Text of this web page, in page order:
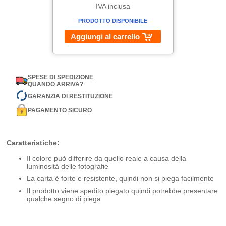
IVA inclusa
PRODOTTO DISPONIBILE
Aggiungi al carrello
SPESE DI SPEDIZIONE
QUANDO ARRIVA?
GARANZIA DI RESTITUZIONE
PAGAMENTO SICURO
Caratteristiche:
Il colore può differire da quello reale a causa della
luminosità delle fotografie
La carta è forte e resistente, quindi non si piega facilmente
Il prodotto viene spedito piegato quindi potrebbe presentare
qualche segno di piega